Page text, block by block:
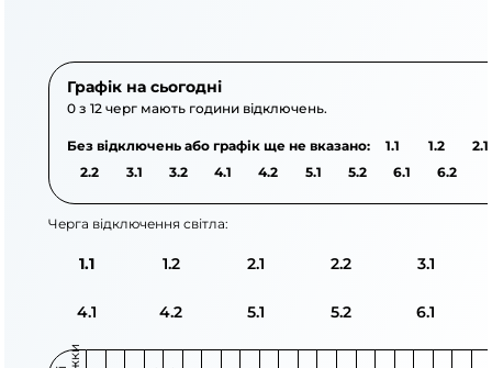
Графік на сьогодні
0 з 12 черг мають години відключень.
Без відключень або графік ще не вказано: 1.1 1.2
2.1
2.2
3.1 3.2 4.1 4.2 5.1 5.2 6.1 6.2
Черга відключення світла:
1.1 1.2 2.1 2.2 3.1
4.1 4.2 5.1 5.2 6.1